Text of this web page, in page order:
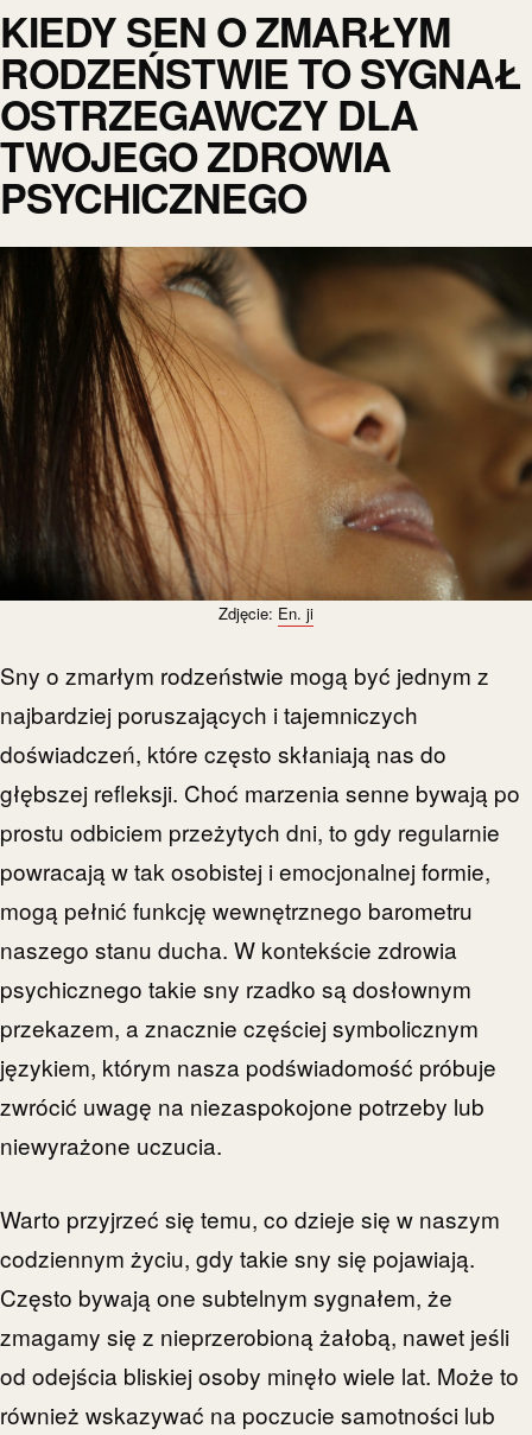
KIEDY SEN O ZMARŁYM
RODZEŃSTWIE TO SYGNAŁ
OSTRZEGAWCZY DLA
TWOJEGO ZDROWIA
PSYCHICZNEGO
Zdjęcie: En. ji
Sny o zmarłym rodzeństwie mogą być jednym z
najbardziej poruszających i tajemniczych
doświadczeń, które często skłaniają nas do
głębszej refleksji. Choć marzenia senne bywają po
prostu odbiciem przeżytych dni, to gdy regularnie
powracają w tak osobistej i emocjonalnej formie,
mogą pełnić funkcję wewnętrznego barometru
naszego stanu ducha. W kontekście zdrowia
psychicznego takie sny rzadko są dosłownym
przekazem, a znacznie częściej symbolicznym
językiem, którym nasza podświadomość próbuje
zwrócić uwagę na niezaspokojone potrzeby lub
niewyrażone uczucia.
Warto przyjrzeć się temu, co dzieje się w naszym
codziennym życiu, gdy takie sny się pojawiają.
Często bywają one subtelnym sygnałem, że
zmagamy się z nieprzerobioną żałobą, nawet jeśli
od odejścia bliskiej osoby minęło wiele lat. Może to
również wskazywać na poczucie samotności lub